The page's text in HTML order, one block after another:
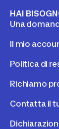
HAI
Una
Il mio
Politica di
Richiamo
Contatta il